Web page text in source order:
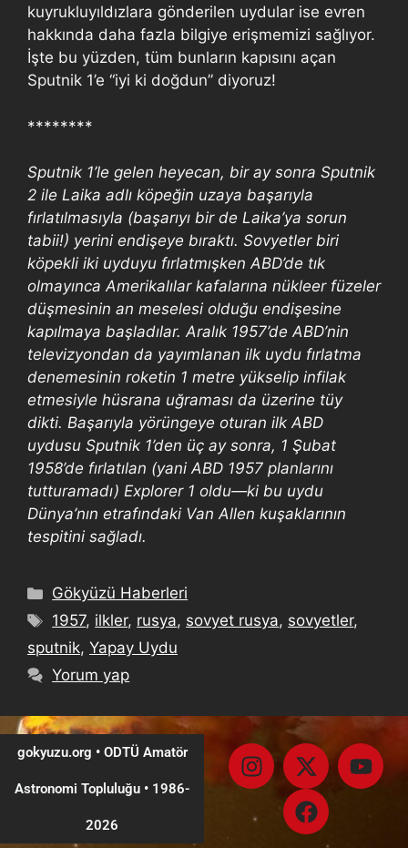
kuyrukluyıldızlara gönderilen uydular ise evren
hakkında daha fazla bilgiye erişmemizi sağlıyor.
İşte bu yüzden, tüm bunların kapısını açan
Sputnik 1’e “iyi ki doğdun” diyoruz!
********
Sputnik 1’le gelen heyecan, bir ay sonra Sputnik
2 ile Laika adlı köpeğin uzaya başarıyla
fırlatılmasıyla (başarıyı bir de Laika’ya sorun
tabii!) yerini endişeye bıraktı. Sovyetler biri
köpekli iki uyduyu fırlatmışken ABD’de tık
olmayınca Amerikalılar kafalarına nükleer füzeler
düşmesinin an meselesi olduğu endişesine
kapılmaya başladılar. Aralık 1957’de ABD’nin
televizyondan da yayımlanan ilk uydu fırlatma
denemesinin roketin 1 metre yükselip infilak
etmesiyle hüsrana uğraması da üzerine tüy
dikti. Başarıyla yörüngeye oturan ilk ABD
uydusu Sputnik 1’den üç ay sonra, 1 Şubat
1958’de fırlatılan (yani ABD 1957 planlarını
tutturamadı) Explorer 1 oldu—ki bu uydu
Dünya’nın etrafındaki Van Allen kuşaklarının
tespitini sağladı.
Gökyüzü Haberleri
1957, ilkler, rusya, sovyet rusya, sovyetler,
sputnik, Yapay Uydu
Yorum yap
gokyuzu.org • ODTÜ Amatör
Astronomi Topluluğu •1986-
2026